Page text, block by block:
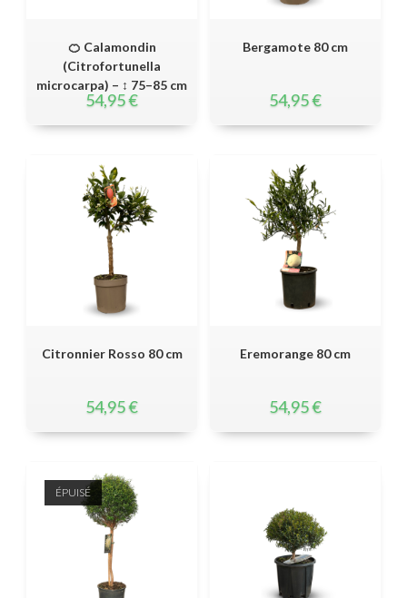
🍊 Calamondin
(Citrofortunella
microcarpa) – ↕ 75–85 cm
54,95€
Bergamote 80 cm
54,95€
Citronnier Rosso 80 cm
54,95€
Eremorange 80 cm
54,95€
ÉPUISÉ